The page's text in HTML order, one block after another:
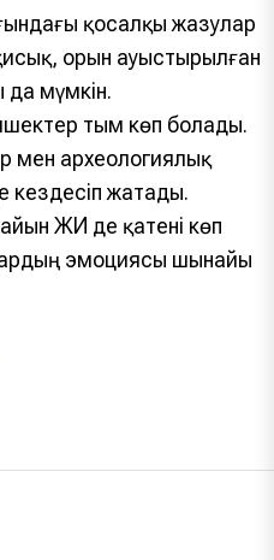
қосалқы жазулар
орын ауыстырылған
мүмкін.
тым көп болады.
мен археологиялық
кездесіп жатады.
ЖИ де қатені көп
эмоциясы шынайы